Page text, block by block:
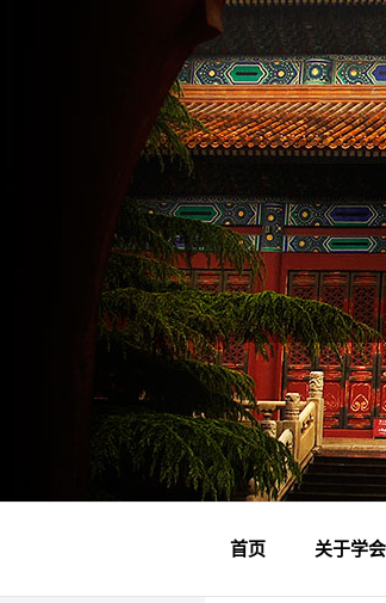
首页 关于学会
学会简介
章程制度
领导成员
理事名单
专家委
学术专家
学会会标
学会年鉴